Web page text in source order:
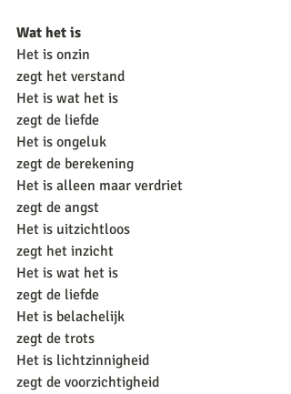
Wat het is
Het is onzin
zegt het verstand
Het is wat het is
zegt de liefde
Het is ongeluk
zegt de berekening
Het is alleen maar verdriet
zegt de angst
Het is uitzichtloos
zegt het inzicht
Het is wat het is
zegt de liefde
Het is belachelijk
zegt de trots
Het is lichtzinnigheid
zegt de voorzichtigheid